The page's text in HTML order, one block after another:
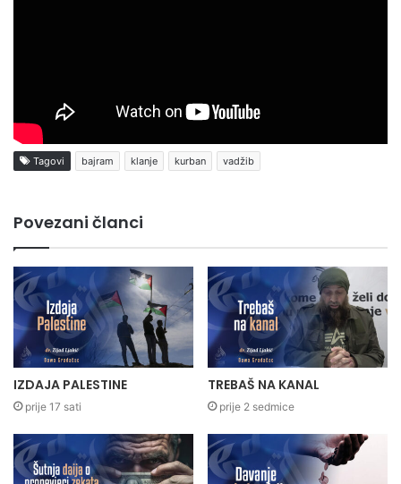
Tagovi bajram klanje kurban vadžib
Povezani članci
IZDAJA PALESTINE
prije 17 sati
TREBAŠ NA KANAL
prije 2 sedmice